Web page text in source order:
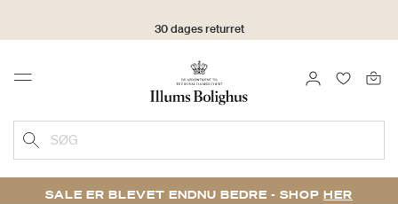
Menu LOG IND
SØG
SALE ER BLEVET ENDNU BEDRE - SHOP HER